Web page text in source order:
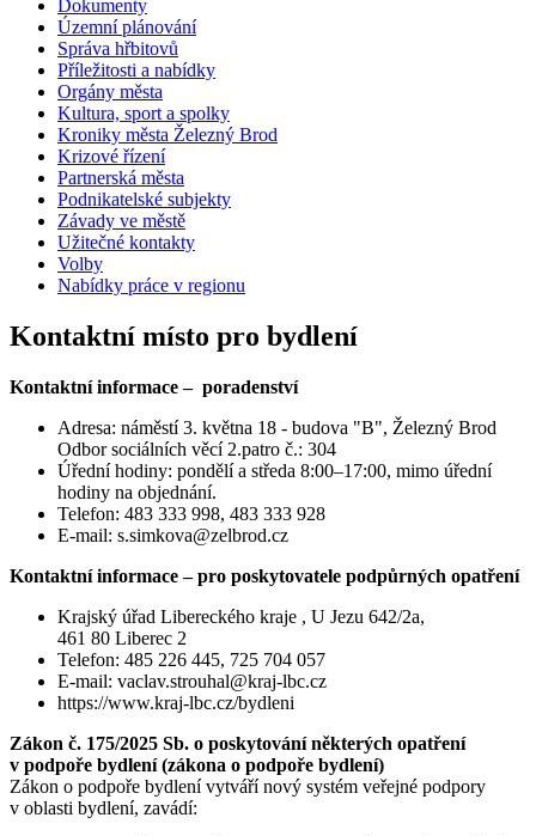
Dokumenty
Územní plánování
Správa hřbitovů
Příležitosti a nabídky
Orgány města
Kultura, sport a spolky
Kroniky města Železný Brod
Krizové řízení
Partnerská města
Podnikatelské subjekty
Závady ve městě
Užitečné kontakty
Volby
Nabídky práce v regionu
Kontaktní místo pro bydlení
Kontaktní informace – poradenství
Adresa: náměstí 3. května 18 - budova "B", Železný Brod
Odbor sociálních věcí 2.patro č.: 304
Úřední hodiny: pondělí a středa 8:00–17:00, mimo úřední
hodiny na objednání.
Telefon: 483 333 998, 483 333 928
E-mail: s.simkova@zelbrod.cz
Kontaktní informace – pro poskytovatele podpůrných opatření
Krajský úřad Libereckého kraje , U Jezu 642/2a,
461 80 Liberec 2
Telefon: 485 226 445, 725 704 057
E-mail: vaclav.strouhal@kraj-lbc.cz
https://www.kraj-lbc.cz/bydleni
Zákon č. 175/2025 Sb. o poskytování některých opatření
v podpoře bydlení (zákona o podpoře bydlení)
Zákon o podpoře bydlení vytváří nový systém veřejné podpory
v oblasti bydlení, zavádí: